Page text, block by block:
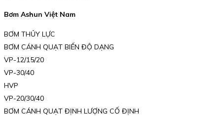
Bơm Ashun Việt Nam
BƠM THỦY LỰC
BƠM CÁNH QUẠT BIẾN ĐỘ DẠNG
VP-12/15/20
VP-30/40
HVP
VP-20/30/40
BƠM CÁNH QUẠT ĐỊNH LƯỢNG CỐ ĐỊNH